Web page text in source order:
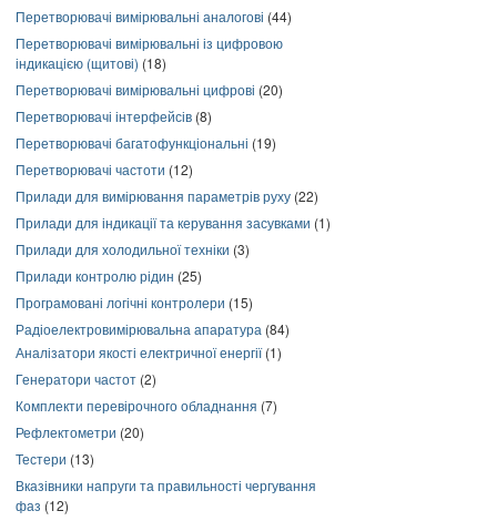
Перетворювачі вимірювальні аналогові (44)
Перетворювачі вимірювальні із цифровою
індикацією (щитові) (18)
Перетворювачі вимірювальні цифрові (20)
Перетворювачі інтерфейсів (8)
Перетворювачі багатофункціональні (19)
Перетворювачі частоти (12)
Прилади для вимірювання параметрів руху (22)
Прилади для індикації та керування засувками (1)
Прилади для холодильної техніки (3)
Прилади контролю рідин (25)
Програмовані логічні контролери (15)
Радіоелектровимірювальна апаратура (84)
Аналізатори якості електричної енергії(1)
Генератори частот (2)
Комплекти перевірочного обладнання (7)
Рефлектометри (20)
Тестери (13)
Вказівники напруги та правильності чергування
фаз (12)